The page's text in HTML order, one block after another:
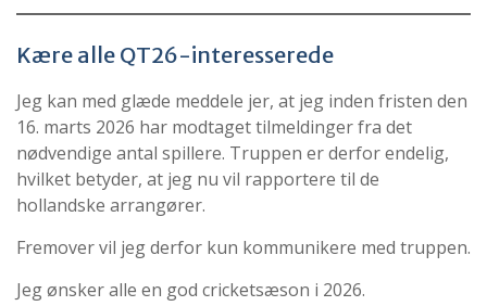
Kære alle QT26-interesserede
Jeg kan med glæde meddele jer, at jeg inden fristen den
16. marts 2026 har modtaget tilmeldinger fra det
nødvendige antal spillere. Truppen er derfor endelig,
hvilket betyder, at jeg nu vil rapportere til de
hollandske arrangører.
Fremover vil jeg derfor kun kommunikere med truppen.
Jeg ønsker alle en god cricketsæson i 2026.